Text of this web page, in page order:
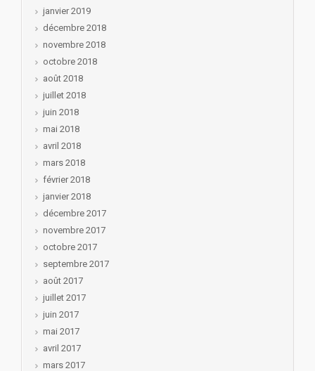
janvier 2019
décembre 2018
novembre 2018
octobre 2018
août 2018
juillet 2018
juin 2018
mai 2018
avril 2018
mars 2018
février 2018
janvier 2018
décembre 2017
novembre 2017
octobre 2017
septembre 2017
août 2017
juillet 2017
juin 2017
mai 2017
avril 2017
mars 2017